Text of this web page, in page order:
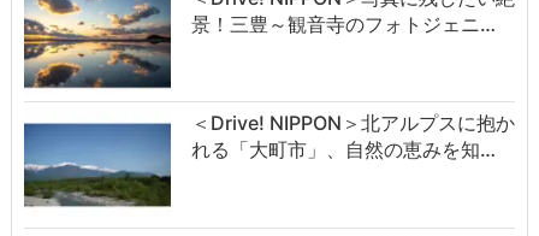
景！三豊～観音寺のフォトジェニ…
＜Drive! NIPPON＞北アルプスに抱か
れる「大町市」、自然の恵みを知…